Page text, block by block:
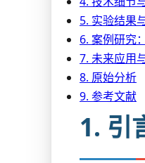
5. 实验结果
6. 案例研究
7. 未来应用
8. 原始分析
9. 参考文献
1. 引